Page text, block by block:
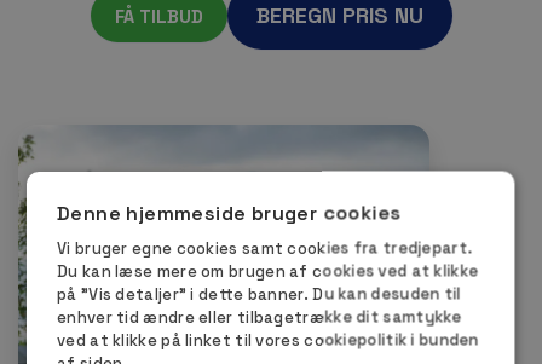
FÅ TILBUD BEREGN PRIS NU
Denne hjemmeside bruger cookies
Vi bruger egne cookies samt cookies fra tredjepart.
Du kan læse mere om brugen af cookies ved at klikke
på ”Vis detaljer” i dette banner. Du kan desuden til
enhver tid ændre eller tilbagetrække dit samtykke
ved at klikke på linket til vores cookiepolitik i bunden